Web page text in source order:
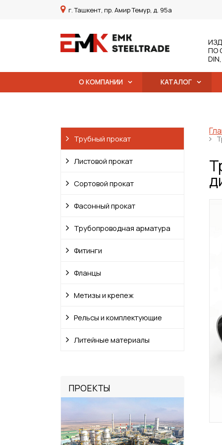
г. Ташкент, пр. Амир Темур, д. 95а
ПО
О КОМПАНИИ КАТАЛОГ
Трубный прокат
Листовой прокат
Сортовой прокат
Фасонный прокат
Трубопроводная арматура
Фитинги
Фланцы
Метизы и крепеж
Рельсы и комплектующие
Литейные материалы
ПРОЕКТЫ